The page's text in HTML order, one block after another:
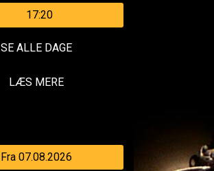
17:20
SE ALLE DAGE
LÆS MERE
Fra 07.08.2026